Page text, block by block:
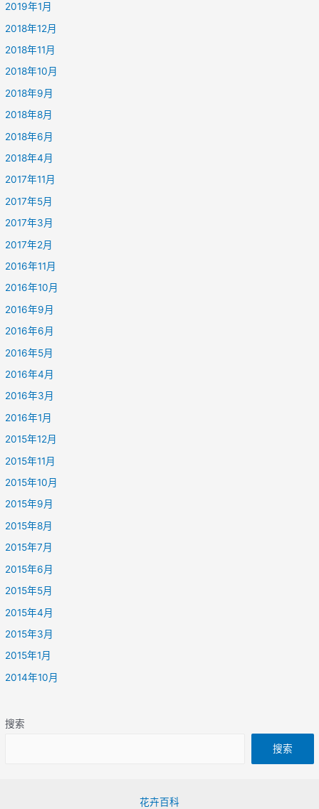
2019年1月
2018年12月
2018年11月
2018年10月
2018年9月
2018年8月
2018年6月
2018年4月
2017年11月
2017年5月
2017年3月
2017年2月
2016年11月
2016年10月
2016年9月
2016年6月
2016年5月
2016年4月
2016年3月
2016年1月
2015年12月
2015年11月
2015年10月
2015年9月
2015年8月
2015年7月
2015年6月
2015年5月
2015年4月
2015年3月
2015年1月
2014年10月
搜索
搜索
花卉百科